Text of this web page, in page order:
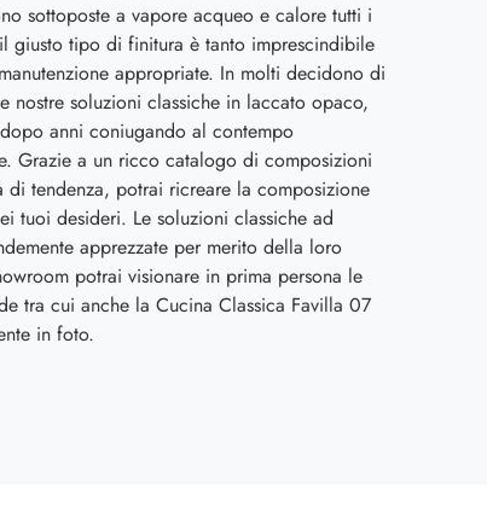
sottoposte a vapore acqueo e calore tutti i
giusto tipo di finitura è tanto imprescindibile
appropriate. In molti decidono di
nostre soluzioni classiche in laccato opaco,
anni coniugando al contempo
Grazie a un ricco catalogo di composizioni
di tendenza, potrai ricreare la composizione
tuoi desideri. Le soluzioni classiche ad
apprezzate per merito della loro
potrai visionare in prima persona le
tra cui anche la Cucina Classica Favilla 07
in foto.